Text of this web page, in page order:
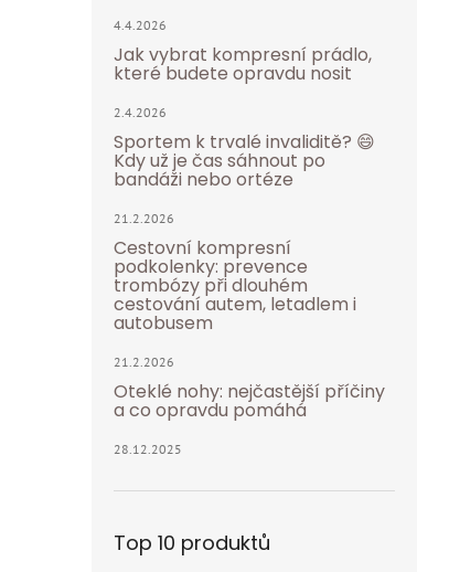
4.4.2026
Jak vybrat kompresní prádlo,
které budete opravdu nosit
2.4.2026
Sportem k trvalé invaliditě? 😄
Kdy už je čas sáhnout po
bandáži nebo ortéze
21.2.2026
Cestovní kompresní
podkolenky: prevence
trombózy při dlouhém
cestování autem, letadlem i
autobusem
21.2.2026
Oteklé nohy: nejčastější příčiny
a co opravdu pomáhá
28.12.2025
Top 10 produktů